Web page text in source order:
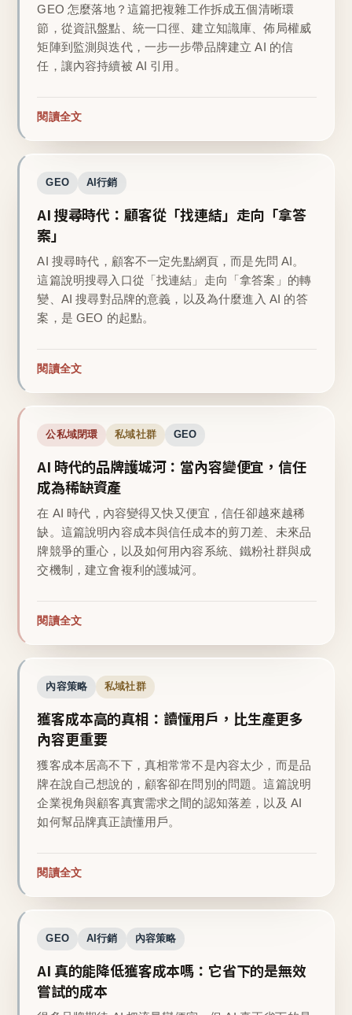
GEO 怎麼落地？這篇把複雜工作拆成五個清晰環
節，從資訊盤點、統一口徑、建立知識庫、佈局權威
矩陣到監測與迭代，一步一步帶品牌建立 AI 的信
任，讓內容持續被 AI 引用。
閱讀全文
GEO AI行銷
AI 搜尋時代：顧客從「找連結」走向「拿答
案」
AI 搜尋時代，顧客不一定先點網頁，而是先問 AI。
這篇說明搜尋入口從「找連結」走向「拿答案」的轉
變、AI 搜尋對品牌的意義，以及為什麼進入 AI 的答
案，是 GEO 的起點。
閱讀全文
公私域閉環 私域社群 GEO
AI 時代的品牌護城河：當內容變便宜，信任
成為稀缺資產
在 AI 時代，內容變得又快又便宜，信任卻越來越稀
缺。這篇說明內容成本與信任成本的剪刀差、未來品
牌競爭的重心，以及如何用內容系統、鐵粉社群與成
交機制，建立會複利的護城河。
閱讀全文
內容策略 私域社群
獲客成本高的真相：讀懂用戶，比生產更多
內容更重要
獲客成本居高不下，真相常常不是內容太少，而是品
牌在說自己想說的，顧客卻在問別的問題。這篇說明
企業視角與顧客真實需求之間的認知落差，以及 AI
如何幫品牌真正讀懂用戶。
閱讀全文
GEO AI行銷 內容策略
AI 真的能降低獲客成本嗎：它省下的是無效
嘗試的成本